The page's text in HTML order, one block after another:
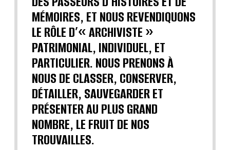
MÉMOIRES, ET NOUS REVENDIQUONS
LE RÔLE D’« ARCHIVISTE »
PATRIMONIAL, INDIVIDUEL, ET
PARTICULIER. NOUS PRENONS À
NOUS DE CLASSER, CONSERVER,
DÉTAILLER, SAUVEGARDER ET
PRÉSENTER AU PLUS GRAND
NOMBRE, LE FRUIT DE NOS
TROUVAILLES.